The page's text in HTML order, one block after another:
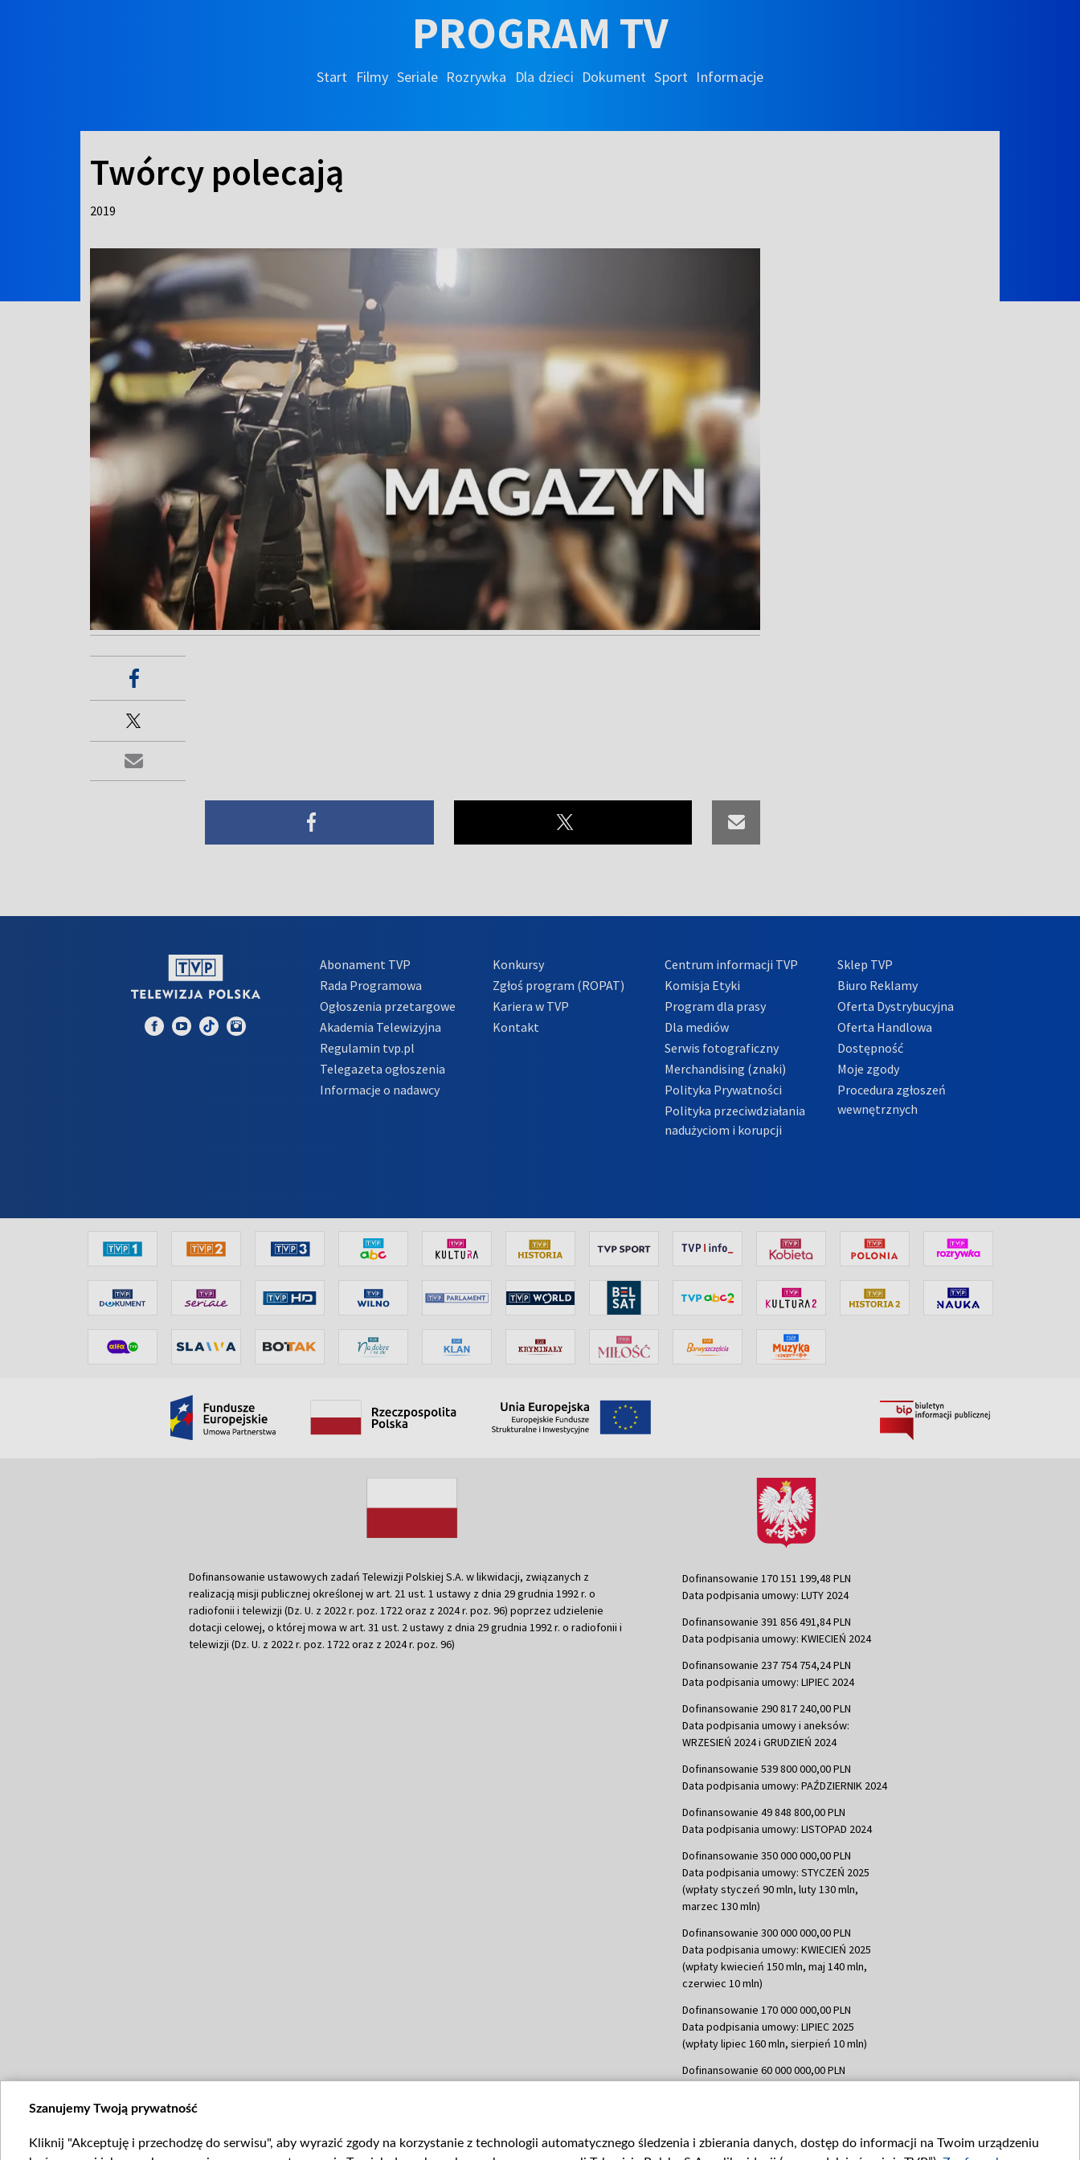
PROGRAM TV
Start Filmy Seriale Rozrywka Dla dzieci Dokument Sport Informacje
Twórcy polecają
2019
Abonament TVP
Rada Programowa
Ogłoszenia przetargowe
Akademia Telewizyjna
Regulamin tvp.pl
Telegazeta ogłoszenia
Informacje o nadawcy
Konkursy
Zgłoś program (ROPAT)
Kariera w TVP
Kontakt
Centrum informacji TVP
Komisja Etyki
Program dla prasy
Dla mediów
Serwis fotograficzny
Merchandising (znaki)
Polityka Prywatności
Polityka przeciwdziałania
nadużyciom i korupcji
Sklep TVP
Biuro Reklamy
Oferta Dystrybucyjna
Oferta Handlowa
Dostępność
Moje zgody
Procedura zgłoszeń
wewnętrznych
Dofinansowanie ustawowych zadań Telewizji Polskiej S.A. w likwidacji, związanych z
realizacją misji publicznej określonej w art. 21 ust. 1 ustawy z dnia 29 grudnia 1992 r. o
radiofonii i telewizji (Dz. U. z 2022 r. poz. 1722 oraz z 2024 r. poz. 96) poprzez udzielenie
dotacji celowej, o której mowa w art. 31 ust. 2 ustawy z dnia 29 grudnia 1992 r. o radiofonii i
telewizji (Dz. U. z 2022 r. poz. 1722 oraz z 2024 r. poz. 96)
Dofinansowanie 170 151 199,48 PLN
Data podpisania umowy: LUTY 2024
Dofinansowanie 391 856 491,84 PLN
Data podpisania umowy: KWIECIEŃ 2024
Dofinansowanie 237 754 754,24 PLN
Data podpisania umowy: LIPIEC 2024
Dofinansowanie 290 817 240,00 PLN
Data podpisania umowy i aneksów:
WRZESIEŃ 2024 i GRUDZIEŃ 2024
Dofinansowanie 539 800 000,00 PLN
Data podpisania umowy: PAŹDZIERNIK 2024
Dofinansowanie 49 848 800,00 PLN
Data podpisania umowy: LISTOPAD 2024
Dofinansowanie 350 000 000,00 PLN
Data podpisania umowy: STYCZEŃ 2025
(wpłaty styczeń 90 mln, luty 130 mln,
marzec 130 mln)
Dofinansowanie 300 000 000,00 PLN
Data podpisania umowy: KWIECIEŃ 2025
(wpłaty kwiecień 150 mln, maj 140 mln,
czerwiec 10 mln)
Dofinansowanie 170 000 000,00 PLN
Data podpisania umowy: LIPIEC 2025
(wpłaty lipiec 160 mln, sierpień 10 mln)
Dofinansowanie 60 000 000,00 PLN
Data podpisania umowy: WRZESIEŃ 2025
Szanujemy Twoją prywatność
Kliknij "Akceptuję i przechodzę do serwisu", aby wyrazić zgody na korzystanie z technologii automatycznego śledzenia i zbierania danych, dostęp do informacji na Twoim urządzeniu